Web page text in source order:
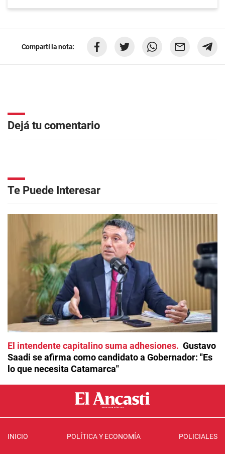
Compartí la nota:
Dejá tu comentario
Te Puede Interesar
El intendente capitalino suma adhesiones
Gustavo
Saadi se afirma como candidato a Gobernador: "Es
lo que necesita Catamarca"
INICIO POLÍTICA Y ECONOMÍA POLICIALES